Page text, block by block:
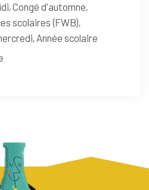
Congé d'automne
scolaires (FWB)
Année scolaire